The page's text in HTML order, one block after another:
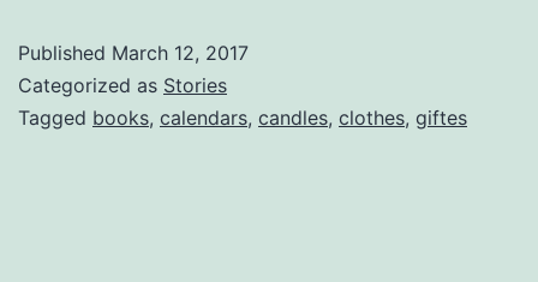
Published March 12, 2017
Categorized as Stories
Tagged books, calendars, candles, clothes, giftes